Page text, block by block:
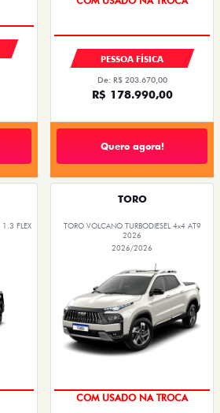
COM USADO NA TROCA
PESSOA FÍSICA
De: R$ 203.670,00
R$ 178.990,00
Quero agora!
1.3 FLEX
TORO
TORO VOLCANO TURBODIESEL 4x4 AT9
2026
2026/2026
COM USADO NA TROCA